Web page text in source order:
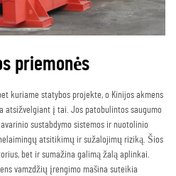
priemonės
kuriame statybos projekte, o Kinijos akmens
atsižvelgiant į tai. Jos patobulintos saugumo
sustabdymo sistemos ir nuotolinio
atsitikimų ir sužalojimų riziką. Šios
bet ir sumažina galimą žalą aplinkai.
vamzdžių įrengimo mašina suteikia